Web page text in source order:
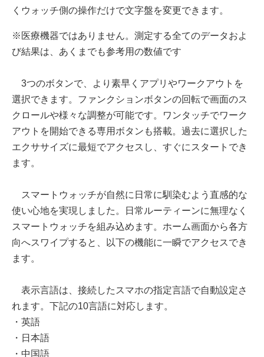
くウォッチ側の操作だけで文字盤を変更できます。
※医療機器ではありません。測定する全てのデータおよ
び結果は、あくまでも参考用の数値です
3つのボタンで、より素早くアプリやワークアウトを
選択できます。ファンクションボタンの回転で画面のス
クロールや様々な調整が可能です。ワンタッチでワーク
アウトを開始できる専用ボタンも搭載。過去に選択した
エクササイズに最短でアクセスし、すぐにスタートでき
ます。
スマートウォッチが自然に日常に馴染むよう直感的な
使い心地を実現しました。日常ルーティーンに無理なく
スマートウォッチを組み込めます。ホーム画面から各方
向へスワイプすると、以下の機能に一瞬でアクセスでき
ます。
表示言語は、接続したスマホの指定言語で自動設定さ
れます。下記の10言語に対応します。
・英語
・日本語
・中国語